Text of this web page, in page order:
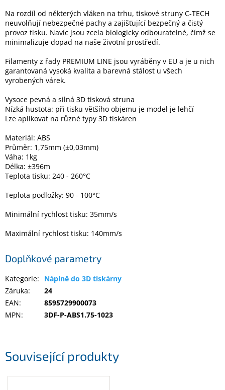
Black
Friday
VÝPRODEJ
TONERY
A
OEM
Sestavy
počítačů
Inpraise
Kamerové
systémy
Doprodej
Související produkty
Na rozdíl od některých vláken na trhu, tiskové struny C-TECH
neuvolňují nebezpečné pachy a zajišťující bezpečný a čistý
provoz tisku. Navíc jsou zcela biologicky odbouratelné, čímž se
minimalizuje dopad na naše životní prostředí.
Filamenty z řady PREMIUM LINE jsou vyráběny v EU a je u nich
garantovaná vysoká kvalita a barevná stálost u všech
vyrobených várek.
Vysoce pevná a silná 3D tisková struna
Nízká hustota: při tisku většího objemu je model je lehčí
Lze aplikovat na různé typy 3D tiskáren
Materiál: ABS
Průměr: 1,75mm (±0,03mm)
Váha: 1kg
Délka: ±396m
Teplota tisku: 240 - 260°C
Teplota podložky: 90 - 100°C
Minimální rychlost tisku: 35mm/s
Maximální rychlost tisku: 140mm/s
Doplňkové parametry
Kategorie:
Náplně do 3D tiskárny
Záruka:
24
EAN:
8595729900073
MPN: 3DF-P-ABS1.75-1023